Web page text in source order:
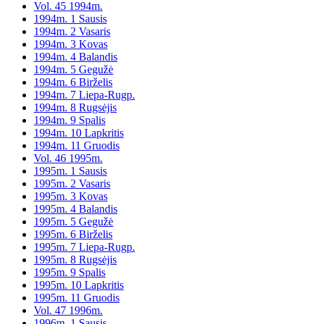
Vol. 45 1994m.
1994m. 1 Sausis
1994m. 2 Vasaris
1994m. 3 Kovas
1994m. 4 Balandis
1994m. 5 Gegužė
1994m. 6 Birželis
1994m. 7 Liepa-Rugp.
1994m. 8 Rugsėjis
1994m. 9 Spalis
1994m. 10 Lapkritis
1994m. 11 Gruodis
Vol. 46 1995m.
1995m. 1 Sausis
1995m. 2 Vasaris
1995m. 3 Kovas
1995m. 4 Balandis
1995m. 5 Gegužė
1995m. 6 Birželis
1995m. 7 Liepa-Rugp.
1995m. 8 Rugsėjis
1995m. 9 Spalis
1995m. 10 Lapkritis
1995m. 11 Gruodis
Vol. 47 1996m.